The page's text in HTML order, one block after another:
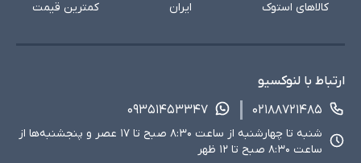
کالاهای استوک
ایران
کمترین قیمت
ارتباط با لنوکسیو
۰۲۱۸۸۷۲۱۴۸۵
۰۹۳۵۱۴۵۳۳۴۷
شنبه تا چهارشنبه از ساعت ۸:۳۰ صبح تا ۱۷ عصر و پنجشنبه‌ها از
ساعت ۸:۳۰ صبح تا ۱۲ ظهر